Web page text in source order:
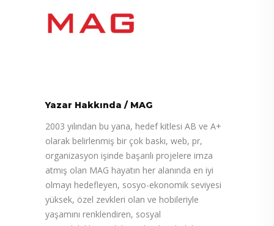
Yazar Hakkında / MAG
2003 yılından bu yana, hedef kitlesi AB ve A+
olarak belirlenmiş bir çok baskı, web, pr,
organizasyon işinde başarılı projelere imza
atmış olan MAG hayatın her alanında en iyi
olmayı hedefleyen, sosyo-ekonomik seviyesi
yüksek, özel zevkleri olan ve hobileriyle
yaşamını renklendiren, sosyal